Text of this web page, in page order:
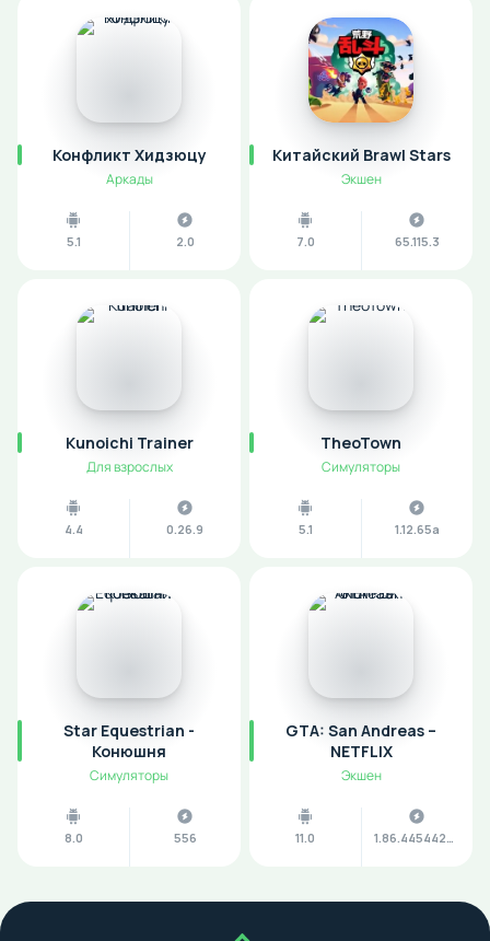
Конфликт Хидзюцу
Аркады
5.1 2.0
Китайский Brawl Stars
Экшен
7.0 65.115.3
Kunoichi Trainer
Для взрослых
4.4 0.26.9
TheoTown
Симуляторы
5.1 1.12.65a
Star Equestrian -
Конюшня
Симуляторы
8.0 556
GTA: San Andreas –
NETFLIX
Экшен
11.0 1.86.44544238